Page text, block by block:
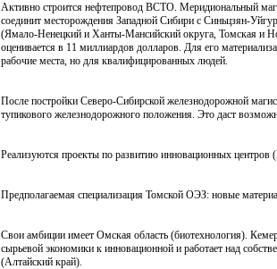
Активно строится нефтепровод ВСТО. Меридиональный
соединит месторождения Западной Сибири с Синьцзян-
(Ямало-Ненецкий и Ханты-Мансийский округа, Томская и
оценивается в 11 миллиардов долларов. Для его
рабочие места, но для квалифицированных людей.
После постройки Северо-Сибирской железнодорожной
тупикового железнодорожного положения. Это даст
Реализуются проекты по развитию инновационных центров
Предполагаемая специализация Томской ОЭЗ: новые
Свои амбиции имеет Омская область (биотехнология).
сырьевой экономики к инновационной и работает над
(Алтайский край).